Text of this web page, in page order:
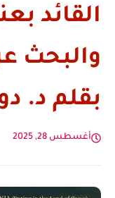
القائد
والبحث
بقلم د.
أغسطس 28, 2025